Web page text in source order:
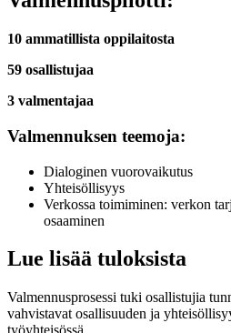
10 ammatillista oppilaitosta
59 osallistujaa
3 valmentajaa
Valmennuksen teemoja:
Dialoginen vuorovaikutus​
Yhteisöllisyys​
Verkossa toimiminen: verkon
osaaminen​
Lue lisää tuloksista
Valmennusprosessi tuki osallistujia
vahvistavat osallisuuden ja